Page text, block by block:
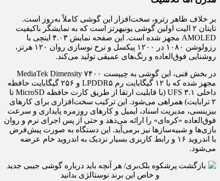
بر خلاف ظاهر رترو، سخت‌افزار این گوشی کاملاً به‌روز است.
تایتان ۲ الیت اولین گوشی یونیهرتز است که به نمایشگر باکیفیت
AMOLED مجهز شده است. این صفحه نمایش ۴.۰۳ اینچی با
رزولوشن ۱۰۸۰ در ۱۲۰۰ پیکسل و نرخ نوسازی روان ۱۲۰ هرتز،
روشنایی فوق‌العاده و رنگ‌های عمیقی تولید می‌کند.
در بخش فنی، این گوشی به چیپست MediaTek Dimensity ۷۴۰۰
مجهز شده که با ۱۲ گیگابایت رم LPDDR۵ و ۲۵۶ گیگابایت حافظه
داخلی UFS ۳.۱ (با قابلیت ارتقا از طریق کارت حافظه MicroSD تا
۲ ترابایت) همراهی می‌شود. این ترکیب سخت‌افزاری برای کارهای
بیزینسی، مدیریت اسناد، ایمیل و کارهای روزمره پایداری و سرعت
فوق‌العاده «کره‌ای» را ارائه می‌دهد و حتی از پس اجرای نرم و روان
بازی‌ها و شبیه‌سازها نیز برمی‌آید. این دستگاه به صورت پیش‌فرض
با اندروید ۱۶ و رابط کاربری بسیار نزدیک به اندروید خام عرضه
می‌شود.